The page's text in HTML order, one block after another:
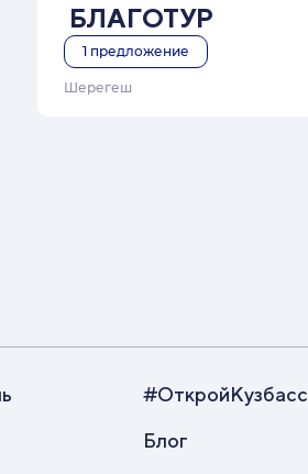
БЛАГОТУР
1 предложение
Шерегеш
#ОткройКузбасс
Блог